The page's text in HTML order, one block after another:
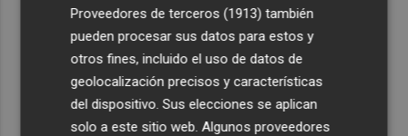
Plaza Podcast en tu correo
Quiero suscribirme
Proveedores de terceros (1913) también
pueden procesar sus datos para estos y
otros fines, incluido el uso de datos de
geolocalización precisos y características
del dispositivo. Sus elecciones se aplican
solo a este sitio web. Algunos proveedores